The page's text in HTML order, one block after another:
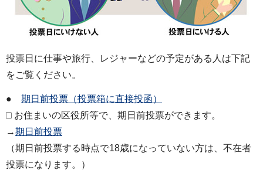
投票日に仕事や旅行、レジャーなどの予定がある人は下記
をご覧ください。
● 期日前投票（投票箱に直接投函）
□ お住まいの区役所等で、期日前投票ができます。
→期日前投票
（期日前投票する時点で18歳になっていない方は、不在者
投票になります。）